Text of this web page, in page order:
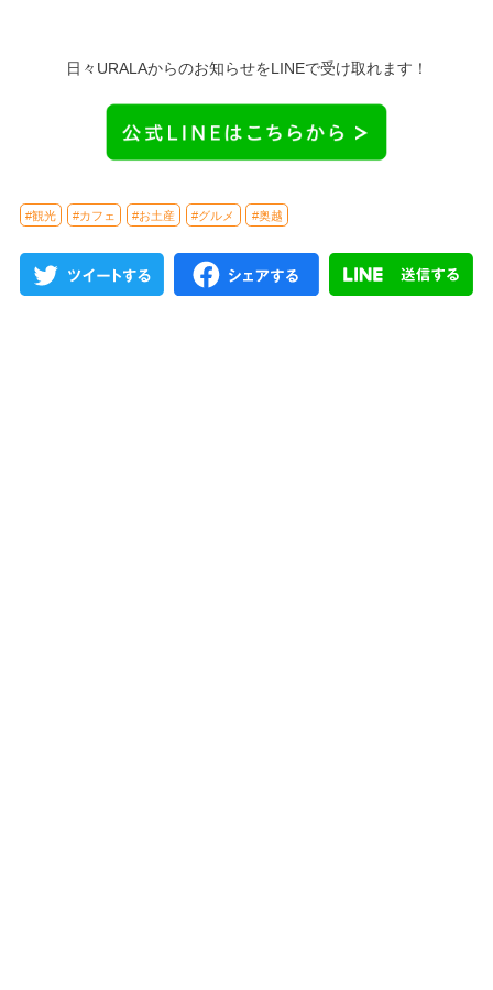
日々URALAからのお知らせをLINEで受け取れます！
#観光 #カフェ #お土産 #グルメ #奥越